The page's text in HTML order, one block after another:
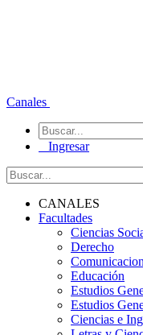
Canales
Ingresar
CANALES
Facultades
Ciencias
Derecho
Educación
Estudios
Estudios
Ciencias e